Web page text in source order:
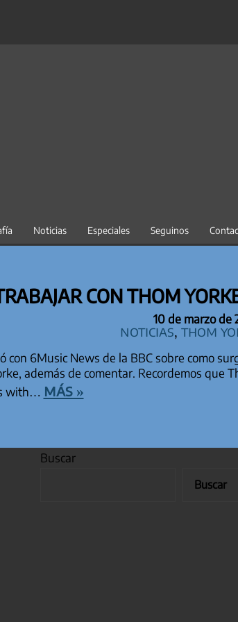
Noticias Especiales Seguinos
CON THOM
10 de marzo de
Noticias Thom
6Music News de la BBC sobre como
además de comentar. Recordemos que
with… más »
Buscar
Buscar